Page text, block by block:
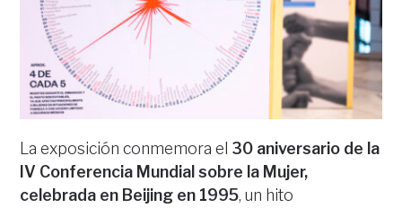
La exposición conmemora el 30 aniversario de la
IV Conferencia Mundial sobre la Mujer,
celebrada en Beijing en 1995, un hito